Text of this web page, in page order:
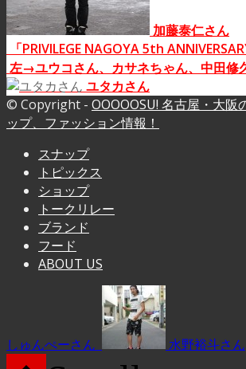
加藤泰仁さん
「PRIVILEGE NAGOYA 5th
左→ユウコさん、カサネちゃん、中田修
ユタカさん
© Copyright - OOOOOSU! 名古屋・大阪
ップ、ファッション情報！
スナップ
トピックス
ショップ
トークリレー
ブランド
フード
ABOUT US
しゅんぺーさん 水野裕斗さん